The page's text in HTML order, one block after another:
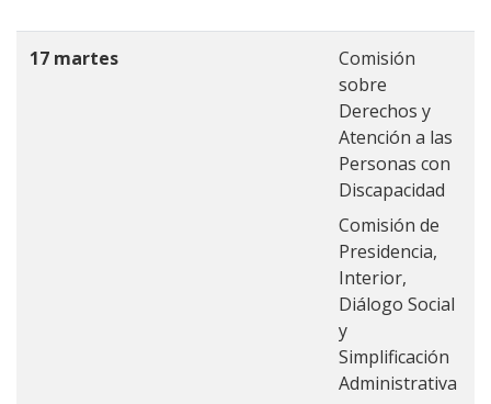
17 martes
Comisión
sobre
Derechos y
Atención a las
Personas con
Discapacidad
Comisión de
Presidencia,
Interior,
Diálogo Social
y
Simplificación
Administrativa